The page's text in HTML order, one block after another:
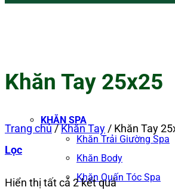
KHĂN SPA
Khăn Trải Giường Spa
Khăn Body
Khăn Quấn Tóc Spa
Khăn Tay 25x25
Trang chủ/Khăn Tay/ Khăn Tay
Lọc
Hiển thị tất cả 2 kết quảĐã